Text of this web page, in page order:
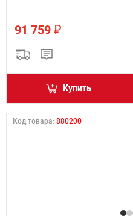
91 759 ₽
Купить
Код товара: 880200